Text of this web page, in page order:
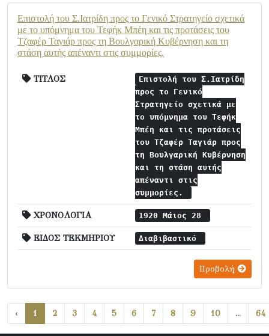
Επιστολή του Σ.Ιατρίδη προς το Γενικό Στρατηγείο σχετικά
με το υπόμνημα του Τεφήκ Μπέη και τις προτάσεις του
Τζαφέρ Ταγιάρ προς τη Βουλγαρική Κυβέρνηση και τη
στάση αυτής απέναντι στις συμμορίες.
ΤΙΤΛΟΣ
Επιστολή του Σ.Ιατρίδη
προς το Γενικό
Στρατηγείο σχετικά με
το υπόμνημα του Τεφήκ
Μπέη και τις προτάσεις
του Τζαφέρ Ταγιάρ προς
τη Βουλγαρική Κυβέρνηση
και τη στάση αυτής
απέναντι στις
συμμορίες.
ΧΡΟΝΟΛΟΓΙΑ 1920 Μάιος 28
ΕΙΔΟΣ ΤΕΚΜΗΡΙΟΥ Διαβιβαστικό
Προβολή
‹ 1 2 3 4 5 6 7 8 9 10 ... 64